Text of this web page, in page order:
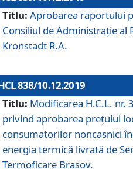
Titlu: Aprobarea raportului
Consiliul de Administraţie al
Kronstadt R.A.
838/10.12.2019
Titlu: Modificarea H.C.L. nr.
privind aprobarea preţului
consumatorilor noncasnici
energia termică livrată de
Termoficare Braşov.